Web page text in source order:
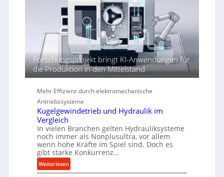
h
d
i
e
r
f
o
r
m
a
n
c
Forschungsprojekt bringt KI-Anwendungen für
die Produktion in den Mittelstand
Mehr Effizienz durch elektromechanische
Antriebssysteme
Kugelgewindetrieb und Hydraulik im
Vergleich
In vielen Branchen gelten Hydrauliksysteme
noch immer als Nonplusultra, vor allem
wenn hohe Kräfte im Spiel sind. Doch es
gibt starke Konkurrenz…
Weiterlesen:
K